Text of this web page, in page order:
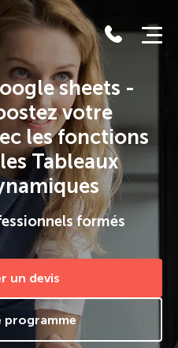
sheets -
votre
les fonctions
Tableaux
formés
un devis
programme